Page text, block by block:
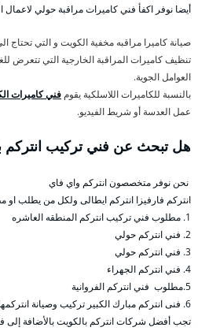
أيضا نوفر اكفأ فني كاميرات مراقبة حولي
صيانة كاميرا مراقبه مخفية الكويت و التي
تنظيف كاميرات المراقبة الخارجية التي تتعرض
العوامل الجوية.
بالنسبة للكاميرات اللاسلكية يقوم فني كاميرات
عمل العدسة أو شريط الفيديو.
هل تبحث عن فني تركيب انتركم
نحن نوفر متخصصون انتركم واي فاي
انتركم فارفيزا انتركم ايطالى ولكل من يطلب او
1. مطلوب فني تركيب انتركم المنطقه العاشره
2. فني انتركم حولي
3. فني انتركم حولي
4. فني انتركم الجهراء
5.مطلوب فني انتركم الفروانية
6. فنى انتركم مبارك الكبير تركيب وصيانة
تجب أفضل شركات انتركم بالكويت بالأضافة إلى